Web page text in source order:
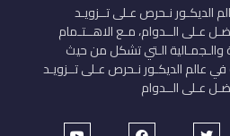
الديكـور نـحرص عـلى تــزويـد
عـلى الــدوام، مـع الاهــتـمام
والـجمـالية الـتي تشكل من حيث
عالم الديكـور نـحرص عـلى تــزويـد
عـلى الــدوام